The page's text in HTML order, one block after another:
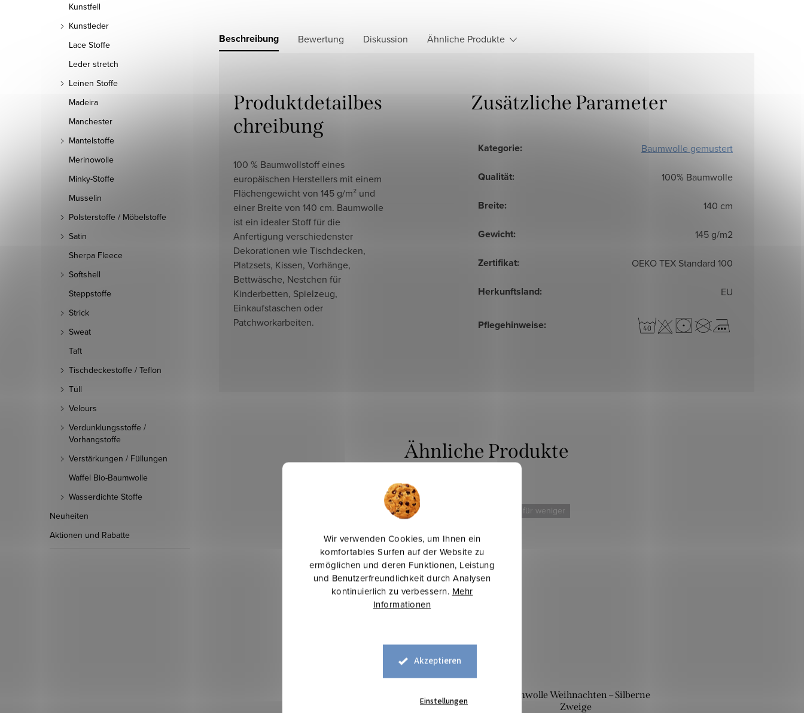
Wir verwenden Cookies, um Ihnen ein
komfortables Surfen auf der Website zu
ermöglichen und deren Funktionen, Leistung
und Benutzerfreundlichkeit durch Analysen
kontinuierlich zu verbessern. Mehr
Informationen
Akzeptieren
Einstellungen
Kunstfell
Kunstleder
Lace Stoffe
Leder stretch
Leinen Stoffe
Madeira
Manchester
Mantelstoffe
Merinowolle
Minky-Stoffe
Musselin
Polsterstoffe / Möbelstoffe
Satin
Sherpa Fleece
Softshell
Steppstoffe
Strick
Sweat
Taft
Tischdeckestoffe / Teflon
Tüll
Velours
Verdunklungsstoffe /
Vorhangstoffe
Verstärkungen / Füllungen
Waffel Bio-Baumwolle
Wasserdichte Stoffe
Neuheiten
Aktionen und Rabatte
Beschreibung Bewertung Diskussion Ähnliche Produkte
Produktdetailbes
chreibung
100 % Baumwollstoff eines
europäischen Herstellers mit einem
Flächengewicht von 145 g/m² und
einer Breite von 140 cm. Baumwolle
ist ein idealer Stoff für die
Anfertigung verschiedenster
Dekorationen wie Tischdecken,
Platzsets, Kissen, Vorhänge,
Bettwäsche, Nestchen für
Kinderbetten, Spielzeug,
Einkaufstaschen oder
Patchworkarbeiten.
Zusätzliche Parameter
Kategorie: Baumwolle gemustert
Qualität: 100% Baumwolle
Breite: 140 cm
Gewicht: 145 g/m2
Zertifikat: OEKO TEX Standard 100
Herkunftsland: EU
Pflegehinweise:
Mehr für weniger
Baumwolle Weihnachten – Herzchen
bordó-silber
Mehr für weniger
Baumwolle Weihnachten – Silberne
Zweige